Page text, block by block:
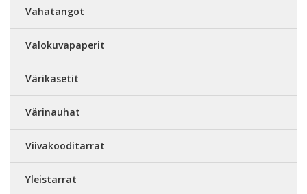
Vahatangot
Valokuvapaperit
Värikasetit
Värinauhat
Viivakooditarrat
Yleistarrat